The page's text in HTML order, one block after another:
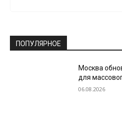
ПОПУЛЯРНОЕ
Москва
для
06.08.2026